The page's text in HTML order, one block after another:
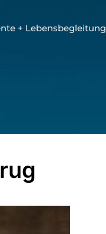
+ Lebensbegleitung